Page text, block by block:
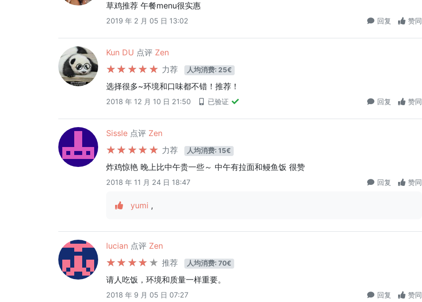
草鸡推荐 午餐menu很实惠
2019 年 2 月 05 日 13:02 回复 赞同
Kun DU 点评 Zen
力荐
人均消费: 25€
选择很多~环境和口味都不错！推荐！
2018 年 12 月 10 日 21:50 已验证 回复 赞同
Sissle 点评 Zen
力荐
人均消费: 15€
炸鸡惊艳 晚上比中午贵一些～ 中午有拉面和鳗鱼饭 很赞
2018 年 11 月 24 日 18:47 回复 赞同
yumi ,
lucian 点评 Zen
推荐
人均消费: 70€
请人吃饭，环境和质量一样重要。
2018 年 9 月 05 日 07:27 回复 赞同